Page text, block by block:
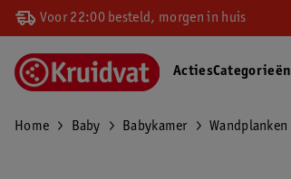
Voor 22:00 besteld, morgen in huis
ActiesCategorieën
Home Baby Babykamer Wandplanken